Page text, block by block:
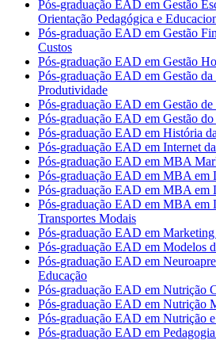
Pós-graduação EAD em Gestão
Orientação Pedagógica e
Pós-graduação EAD em Gestão
Custos
Pós-graduação EAD em Gestão
Pós-graduação EAD em Gestão
Produtividade
Pós-graduação EAD em Gestão de
Pós-graduação EAD em Gestão
Pós-graduação EAD em História
Pós-graduação EAD em Internet
Pós-graduação EAD em MBA
Pós-graduação EAD em MBA em
Pós-graduação EAD em MBA em
Pós-graduação EAD em MBA em
Transportes Modais
Pós-graduação EAD em Marketing
Pós-graduação EAD em Modelos
Pós-graduação EAD em
Educação
Pós-graduação EAD em Nutrição
Pós-graduação EAD em Nutrição
Pós-graduação EAD em Nutrição
Pós-graduação EAD em